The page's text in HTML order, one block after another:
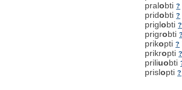
pralobti?
pridobti?
priglobti?
prigrobti?
prikopti?
prikropti?
priliuobti
prislopti?